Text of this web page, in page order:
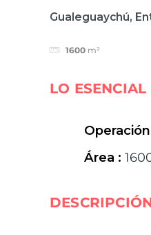
Gualeguaychú,
1600 m²
LO ESENCIAL
Operación
Área :